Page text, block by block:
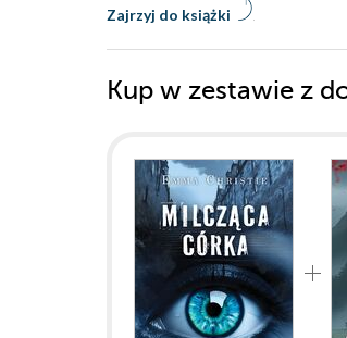
Zajrzyj do książki
Kup w zestawie z